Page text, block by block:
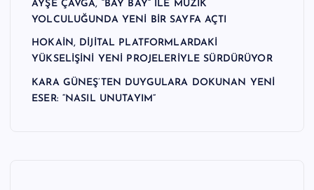
AYŞE ÇAVGA, “BAY BAY” İLE MÜZİK
YOLCULUĞUNDA YENİ BİR SAYFA AÇTI
HOKAİN, DİJİTAL PLATFORMLARDAKİ
YÜKSELİŞİNİ YENİ PROJELERİYLE SÜRDÜRÜYOR
KARA GÜNEŞ’TEN DUYGULARA DOKUNAN YENİ
ESER: “NASIL UNUTAYIM”